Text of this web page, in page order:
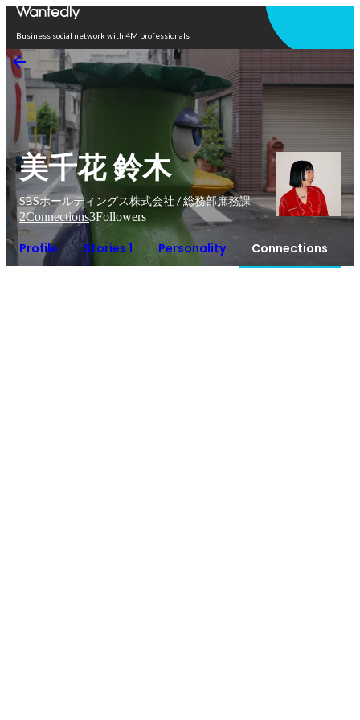
Business social network with 4M professionals
美千花 鈴木
SBSホールディングス株式会社 / 総務部庶務課
2Connections3Followers
Profile Stories 1 Personality Connections